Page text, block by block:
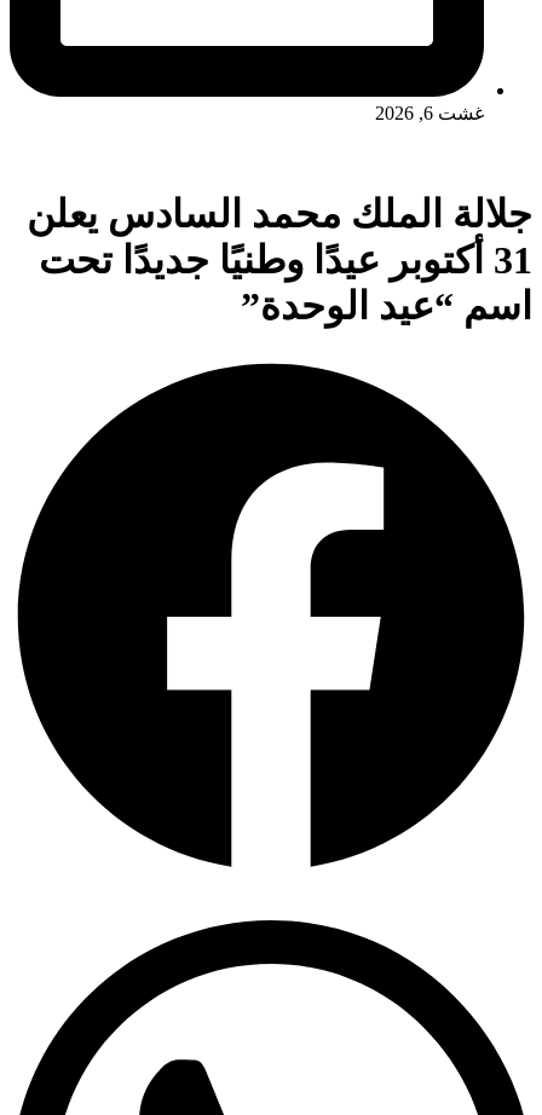
غشت 6, 2026
جلالة الملك محمد السادس يعلن
31 أكتوبر عيدًا وطنيًا جديدًا تحت
اسم “عيد الوحدة”